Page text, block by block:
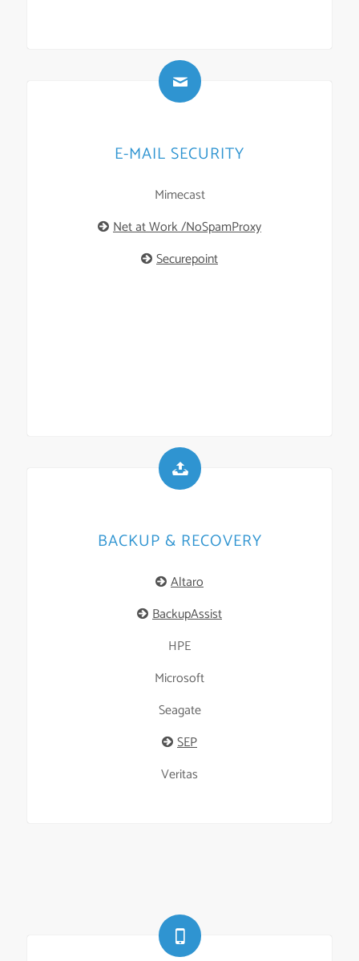
E-MAIL SECURITY
Mimecast
Net at Work /NoSpamProxy
Securepoint
BACKUP & RECOVERY
Altaro
BackupAssist
HPE
Microsoft
Seagate
SEP
Veritas